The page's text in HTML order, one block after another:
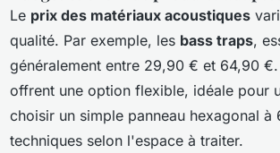
Le prix des matériaux acoustiques
qualité. Par exemple, les bass traps,
généralement entre 29,90 € et 64,90
offrent une option flexible, idéale pour
choisir un simple panneau hexagonal
techniques selon l'espace à traiter.